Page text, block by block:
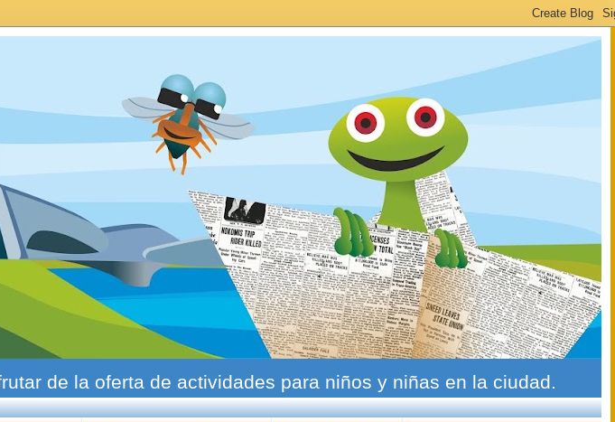
de la oferta de actividades para niños y niñas en la ciudad.